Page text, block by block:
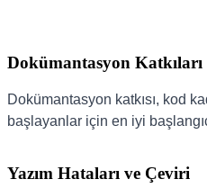
Dokümantasyon Katkıları
Dokümantasyon katkısı, kod
başlayanlar için en iyi
Yazım Hataları ve Çeviri